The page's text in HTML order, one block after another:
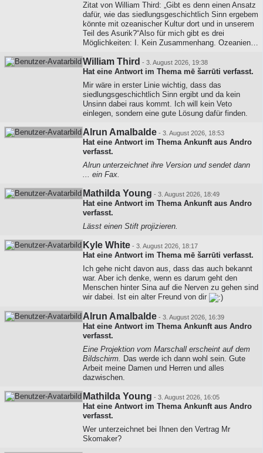
Zitat von William Third: „Gibt es denn einen Ansatz
dafür, wie das siedlungsgeschichtlich Sinn ergebem
könnte mit ozeanischer Kultur dort und in unserem
Teil des Asurik?“Also für mich gibt es drei
Möglichkeiten: I. Kein Zusammenhang. Ozeanien…
William Third - 3. August 2026, 19:38
Hat eine Antwort im Thema mē šarrūti verfasst.
Mir wäre in erster Linie wichtig, dass das
siedlungsgeschichtlich Sinn ergibt und da kein
Unsinn dabei raus kommt. Ich will kein Veto
einlegen, sondern eine gute Lösung dafür finden.
Alrun Amalbalde - 3. August 2026, 18:53
Hat eine Antwort im Thema Ankunft aus Andro
verfasst.
Alrun unterzeichnet ihre Version und sendet dann
... ein Fax.
Mathilda Young - 3. August 2026, 18:49
Hat eine Antwort im Thema Ankunft aus Andro
verfasst.
Lässt einen Stift projizieren.
Kyle White - 3. August 2026, 18:17
Hat eine Antwort im Thema mē šarrūti verfasst.
Ich gehe nicht davon aus, dass das auch bekannt
war. Aber ich denke, wenn es darum geht den
Menschen hinter Sina auf die Nerven zu gehen sind
wir dabei. Ist ein alter Freund von dir
Alrun Amalbalde - 3. August 2026, 16:39
Hat eine Antwort im Thema Ankunft aus Andro
verfasst.
Eine Projektion vom Marschall erscheint auf dem
Bildschirm. Das werde ich dann wohl sein. Gute
Arbeit meine Damen und Herren und alles
dazwischen.
Mathilda Young - 3. August 2026, 16:05
Hat eine Antwort im Thema Ankunft aus Andro
verfasst.
Wer unterzeichnet bei Ihnen den Vertrag Mr
Skomaker?